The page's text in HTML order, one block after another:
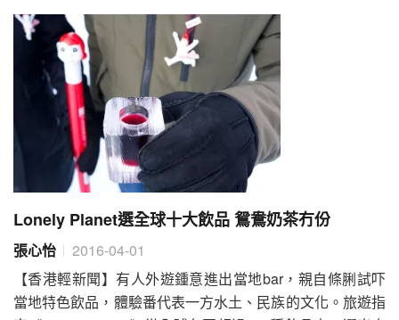
Lonely Planet選全球十大飲品 鴛鴦奶茶冇份
張心怡
2016-04-01
【香港輕新聞】有人外遊鍾意進出當地bar，親自條脷試吓
當地特色飲品，體驗番代表一方水土、民族的文化。旅遊指